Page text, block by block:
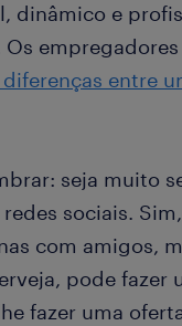
dinâmico e
diferenças entre
seja muito
sociais.
com amigos,
pode
fazer uma